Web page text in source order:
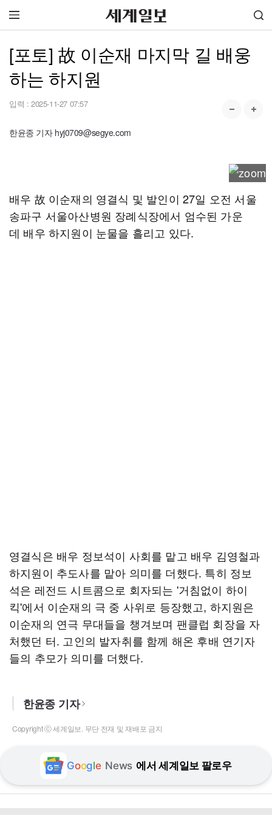
[포토] 故 이순재 마지막 길 배웅
하는 하지원
입력 : 2025-11-27 07:57
한윤종 기자 hyj0709@segye.com
배우 故 이순재의 영결식 및 발인이 27일 오전 서울
송파구 서울아산병원 장례식장에서 엄수된 가운
데 배우 하지원이 눈물을 흘리고 있다.
영결식은 배우 정보석이 사회를 맡고 배우 김영철과
하지원이 추도사를 맡아 의미를 더했다. 특히 정보
석은 레전드 시트콤으로 회자되는 '거침없이 하이
킥'에서 이순재의 극 중 사위로 등장했고, 하지원은
이순재의 연극 무대들을 챙겨보며 팬클럽 회장을 자
처했던 터. 고인의 발자취를 함께 해온 후배 연기자
들의 추모가 의미를 더했다.
한윤종 기자
Copyright ⓒ 세계일보. 무단 전재 및 재배포 금지
Google News 에서 세계일보 팔로우